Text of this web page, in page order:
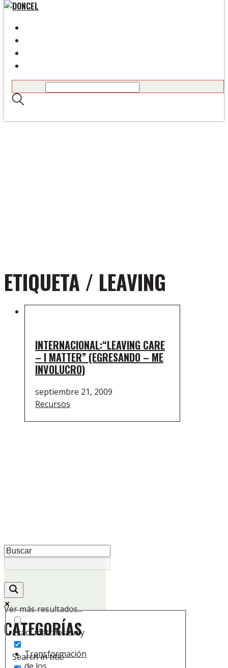
ETIQUETA / LEAVING
INTERNACIONAL:“LEAVING CARE
– I MATTER” (EGRESANDO – ME
INVOLUCRO)
septiembre 21, 2009
Recursos
Ver más resultados...
Exact matches only
Search in title
CATEGORÍAS
Transformación